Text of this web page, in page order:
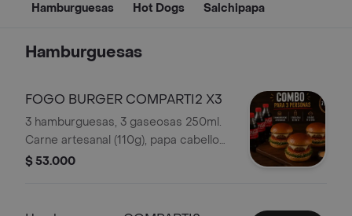
Hamburguesas Hot Dogs Salchipapa
Hamburguesas
FOGO BURGER COMPARTI2 X3
3 hamburguesas, 3 gaseosas 250ml.
Carne artesanal (110g), papa cabello
de ángel, lechuga y salsa de la casa.
$ 53.000